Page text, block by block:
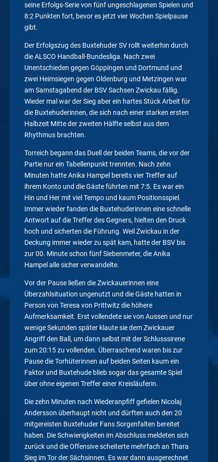
seine Erfolgs-Serie von fünf ungeschlagenen Spielen und
8:2 Punkten fort, bevor es jetzt vier Wochen Spielpause
gibt.
Der Erfolgszug des Buxtehuder SV rollt weiterhin durch
die ALSCO Handball-Bundesliga. Nach zwei
Unentschieden gegen Göppingen und Dortmund und
zwei Heimsiegen gegen Oldenburg und Metzingen war
am Samstagabend der BSV Sachsen Zwickau fällig.
Wieder mal war der Sieg aber ein hartes Stück Arbeit für
die Buxtehuderinnen, die sich nach einer starken ersten
Halbzeit Mitte der zweiten Hälfte selbst aus dem
Rhythmus brachten.
Torreich begann das Duell der beiden Teams, die vor der
Partie nur ein Tabellenpunkt trennten. Nach zehn
Minuten hatte Anika Hampel bereits vier Treffer auf
ihrem Konto und die Gäste führten mit 7:5. Es war ein
Hin und Her mit viel Tempo und kaum Positionsspiel.
Immer wieder fanden die Buxtehuderinnen eine schnelle
Antwort auf die Treffer des Gegners, hielten den Druck
hoch und sicherten die Führung. Weil Zwickau in der
Deckung immer wieder zu spät kam, hatte der BSV bis
zur 00. Minute schon fünf Siebenmeter, die Anika
Hampel alle sicher verwandelte.
Vor der Pause ließen die Zwickauerinnen eine
Überzahlsituation ungenutzt und die Gäste hatten in
Person von Teresa von Prittwitz die höhere
Aufmerksamkeit. Erst vollendete sie von Aussen und nur
wenige Sekunden später klaute sie dem Zwickauer
Angriff den Ball, um dann selbst mit der Schlusssirene
zum 20:15 zu vollenden. Überraschend waren bis zur
Pause die Torhüterinnen auf beiden Seiten kaum ein
Faktor und Buxtehude blieb sogar das gesamte Spiel
über ohne eigenen Treffer einer Kreisläuferin.
Die zehn Minuten nach Wiederanpfiff gefielen Nicolaj
Andersson überhaupt nicht und dürften auch den 20
mitgereisten Buxtehuder Fans Sorgenfalten bereitet
haben. Die Schwierigkeiten im Abschluss meldeten sich
zurück und die Offensive scheiterte mehrfach an Thara
Sieg im Tor der Sächsinnen. Es war dann ausgerechnet